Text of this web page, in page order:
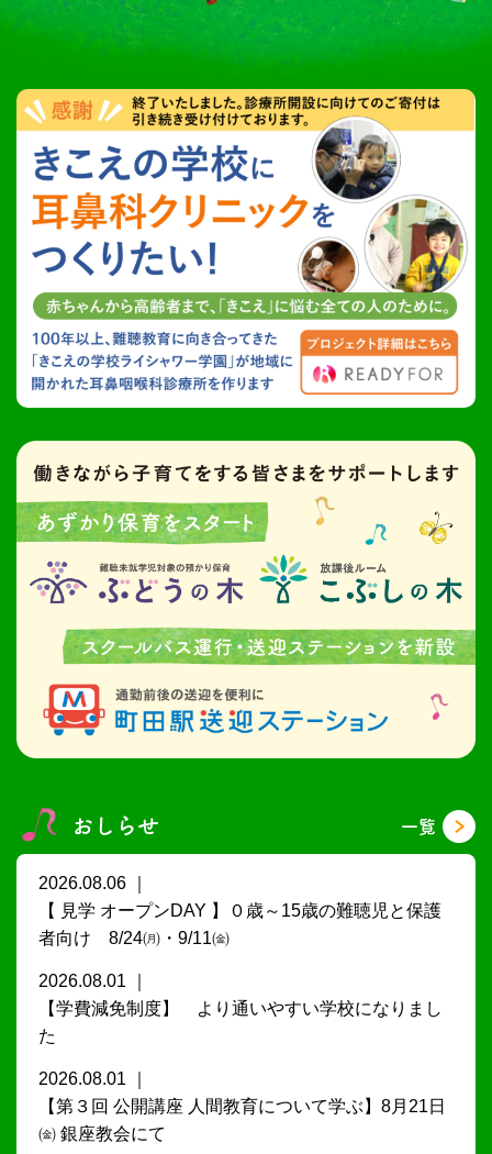
おしらせ 一覧
2026.08.06
【 見学 オープンDAY 】０歳～15歳の難聴児と保護
者向け 8/24㈪・9/11㈮
2026.08.01
【学費減免制度】 より通いやすい学校になりまし
た
2026.08.01
【第３回 公開講座 人間教育について学ぶ】8月21日
㈮ 銀座教会にて